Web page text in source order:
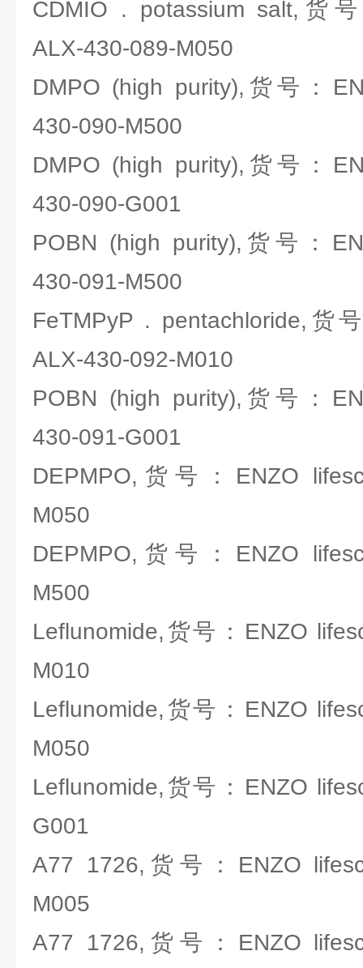
CDMIO . potassium salt,货
ALX-430-089-M050
DMPO (high purity),货号：
430-090-M500
DMPO (high purity),货号：
430-090-G001
POBN (high purity),货号：
430-091-M500
FeTMPyP . pentachloride,货
ALX-430-092-M010
POBN (high purity),货号：
430-091-G001
DEPMPO,货号：ENZO
M050
DEPMPO,货号：ENZO
M500
Leflunomide,货号：ENZO
M010
Leflunomide,货号：ENZO
M050
Leflunomide,货号：ENZO
G001
A77 1726,货号：ENZO
M005
A77 1726,货号：ENZO